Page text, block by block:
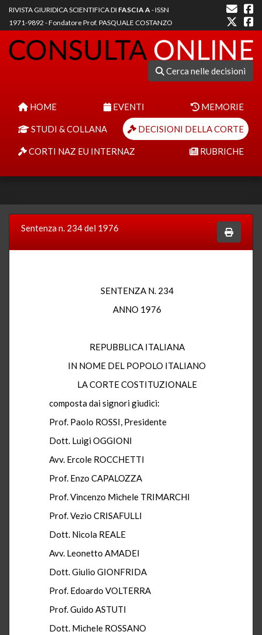
RIVISTA GIURIDICA SCIENTIFICA DI FASCIA A- ISSN
1971-9892 - Fondatore Prof. PASQUALE COSTANZO
Cerca nelle decisioni
HOME EVENTI MEMORIE
STUDI & COLLANA DECISIONI DELLA CORTE
CORTI NAZ EU INTERNAZ RUBRICHE
Sentenza n. 234 del 1976
SENTENZA N. 234
ANNO 1976
REPUBBLICA ITALIANA
IN NOME DEL POPOLO ITALIANO
LA CORTE COSTITUZIONALE
composta dai signori giudici:
Prof. Paolo ROSSI, Presidente
Dott. Luigi OGGIONI
Avv. Ercole ROCCHETTI
Prof. Enzo CAPALOZZA
Prof. Vincenzo Michele TRIMARCHI
Prof. Vezio CRISAFULLI
Dott. Nicola REALE
Avv. Leonetto AMADEI
Dott. Giulio GIONFRIDA
Prof. Edoardo VOLTERRA
Prof. Guido ASTUTI
Dott. Michele ROSSANO